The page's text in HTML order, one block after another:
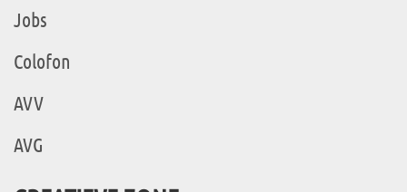
Jobs
Colofon
AVV
AVG